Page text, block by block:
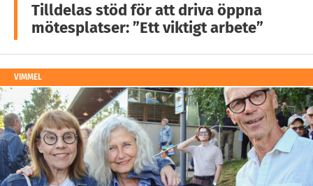
Tilldelas stöd för att driva öppna
mötesplatser: ”Ett viktigt arbete”
VIMMEL